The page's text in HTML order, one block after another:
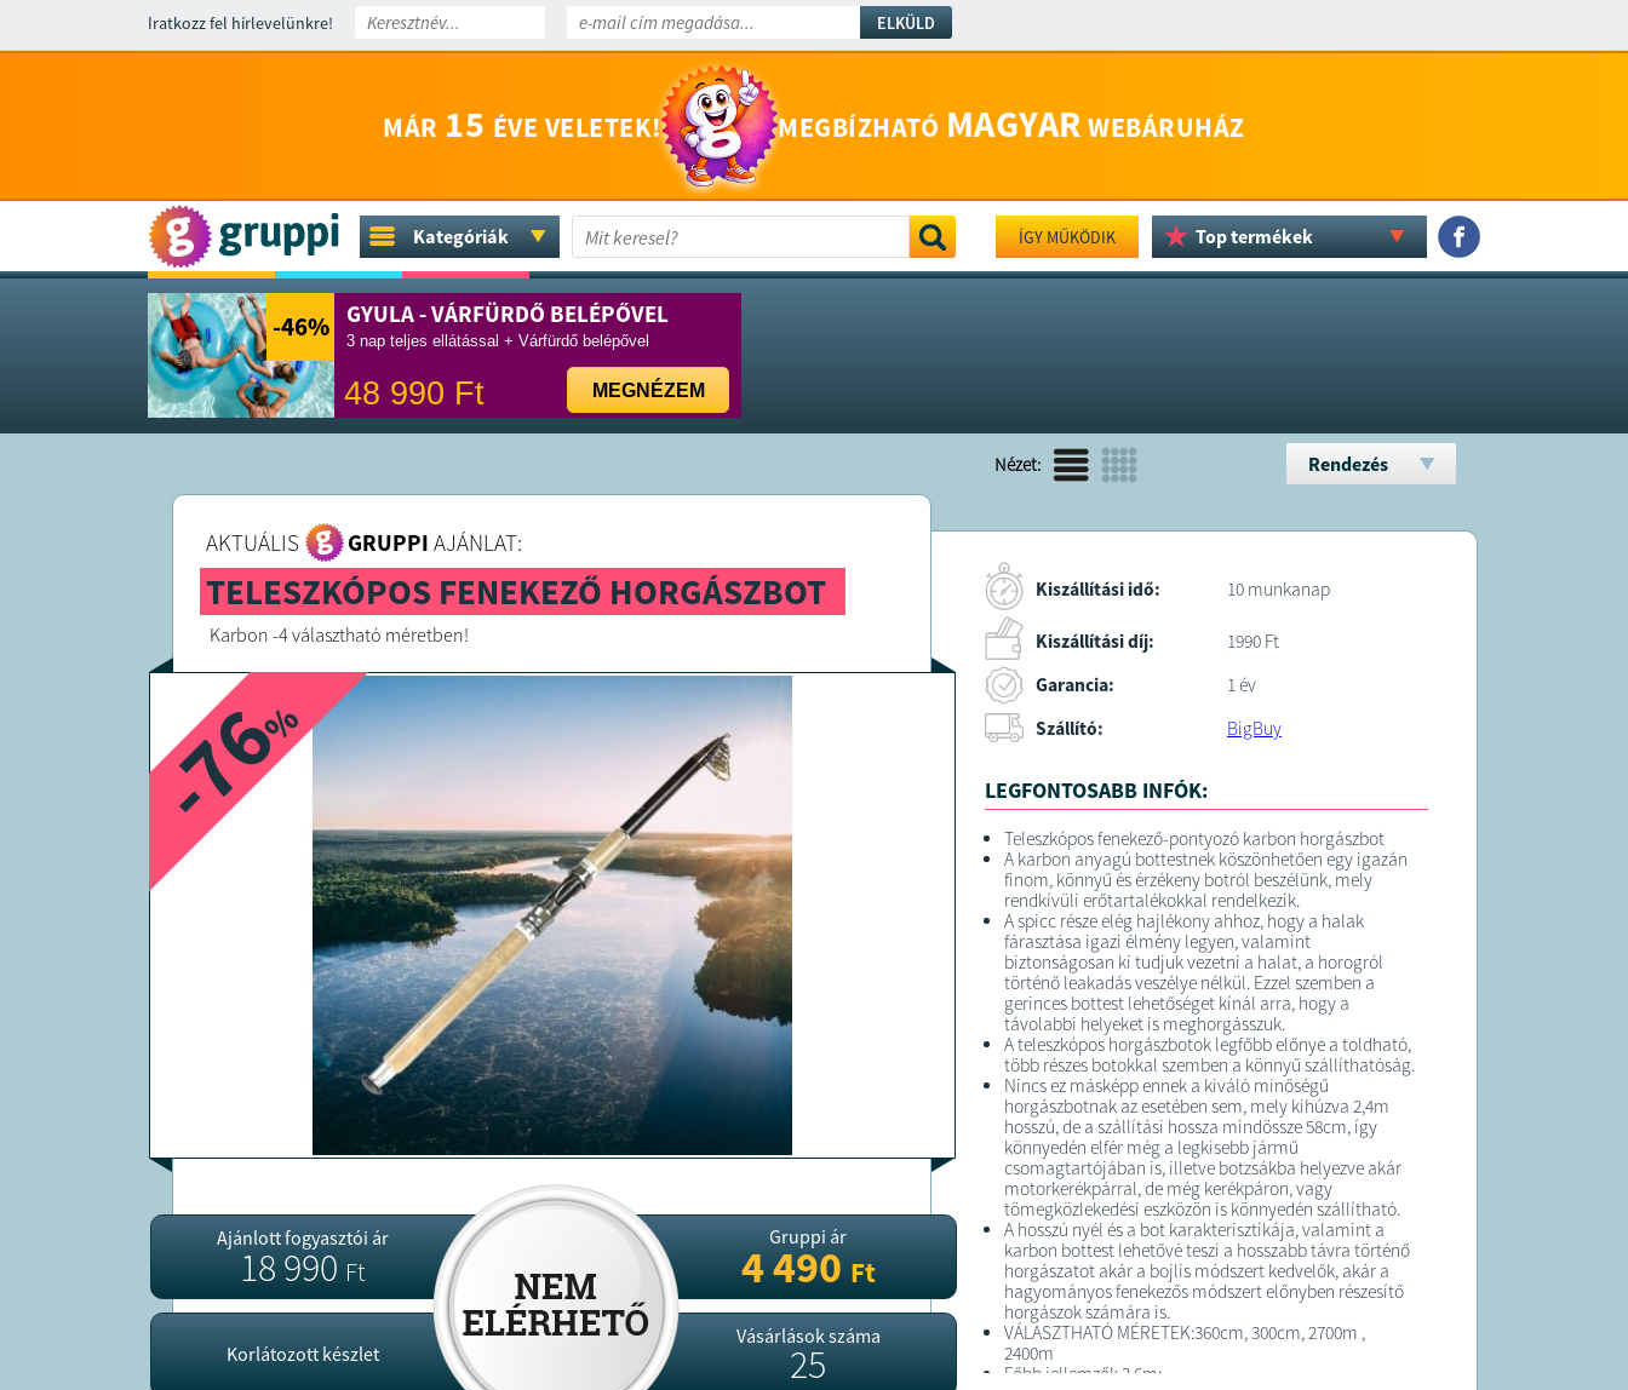
Iratkozz fel hírlevelünkre! ELKÜLD
MÁR 15 ÉVE VELETEK! MEGBÍZHATÓ MAGYAR WEBÁRUHÁZ
Kategóriák ÍGY MŰKÖDIK Top termékek
-46% GYULA - VÁRFÜRDŐ BELÉPŐVEL
3 nap teljes ellátással + Várfürdő belépővel
48 990 Ft MEGNÉZEM
Nézet: Rendezés
AKTUÁLIS GRUPPI AJÁNLAT:
TELESZKÓPOS FENEKEZŐ HORGÁSZBOT
Karbon -4 választható méretben!
-76
%
Ajánlott fogyasztói ár
18 990Ft
Korlátozott készlet
Gruppi ár
4 490Ft
Vásárlások száma
25
Kiszállítási idő: 10 munkanap
Kiszállítási díj:
1990 Ft
Garancia:
1 év
Szállító:
BigBuy
LEGFONTOSABB INFÓK:
Teleszkópos fenekező-pontyozó karbon horgászbot
A karbon anyagú bottestnek köszönhetően egy igazán
finom, könnyű és érzékeny botról beszélünk, mely
rendkívüli erőtartalékokkal rendelkezik.
A spicc része elég hajlékony ahhoz, hogy a halak
fárasztása igazi élmény legyen, valamint
biztonságosan ki tudjuk vezetni a halat, a horogról
történő leakadás veszélye nélkül. Ezzel szemben a
gerinces bottest lehetőséget kínál arra, hogy a
távolabbi helyeket is meghorgásszuk.
A teleszkópos horgászbotok legfőbb előnye a toldható,
több részes botokkal szemben a könnyű szállíthatóság.
Nincs ez másképp ennek a kiváló minőségű
horgászbotnak az esetében sem, mely kihúzva 2,4m
hosszú, de a szállítási hossza mindössze 58cm, így
könnyedén elfér még a legkisebb jármű
csomagtartójában is, illetve botzsákba helyezve akár
motorkerékpárral, de még kerékpáron, vagy
tömegközlekedési eszközön is könnyedén szállítható.
A hosszú nyél és a bot karakterisztikája, valamint a
karbon bottest lehetővé teszi a hosszabb távra történő
horgászatot akár a bojlis módszert kedvelők, akár a
hagyományos fenekezős módszert előnyben részesítő
horgászok számára is.
VÁLASZTHATÓ MÉRETEK:360cm, 300cm, 2700m ,
2400m
Főbb jellemzők 3,6m: